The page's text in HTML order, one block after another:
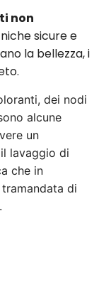
non
sicure e
la bellezza, i
dei nodi
alcune
un
lavaggio di
che in
di
.